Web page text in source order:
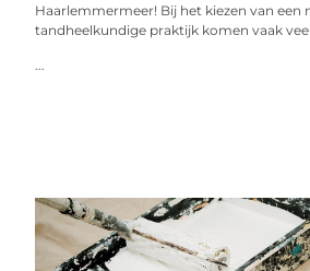
Haarlemmermeer! Bij het kiezen van een
tandheelkundige praktijk komen vaak
...